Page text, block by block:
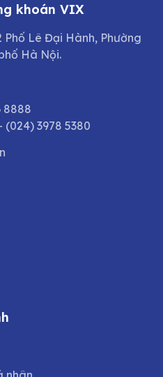
khoán VIX
Phố Lê Đại Hành, Phường
Hà Nội.
8888
(024) 3978 5380